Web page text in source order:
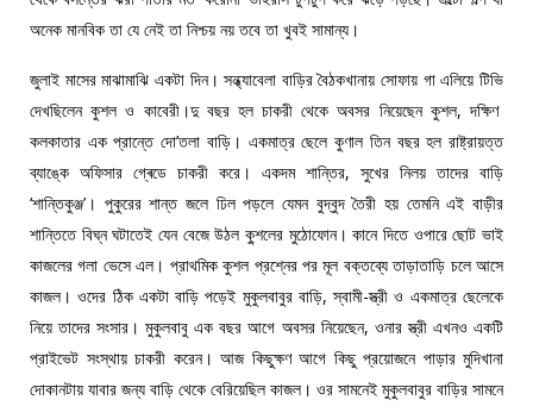
অনেক মানবিক তা যে নেই তা নিশ্চয় নয় তবে তা খুবই সামান্য।
জুলাই মাসের মাঝামাঝি একটা দিন। সন্ধ্যাবেলা বাড়ির বৈঠকখানায় সোফায় গা এলিয়ে টিভি
দেখছিলেন কুশল ও কাবেরী।দু বছর হল চাকরী থেকে অবসর নিয়েছেন কুশল, দক্ষিণ
কলকাতার এক প্রান্তে দো’তলা বাড়ি। একমাত্র ছেলে কুণাল তিন বছর হল রাষ্ট্রায়ত্ত
ব্যাঙ্কে অফিসার গ্ৰেডে চাকরী করে। একদম শান্তির, সুখের নিলয় তাদের বাড়ি
‘শান্তিকুঞ্জ’। পুকুরের শান্ত জলে ঢিল পড়লে যেমন বুদ্বুদ তৈরী হয় তেমনি এই বাড়ীর
শান্তিতে বিঘ্ন ঘটাতেই যেন বেজে উঠল কু্শলের মুঠোফোন। কানে দিতে ওপারে ছোট ভাই
কাজলের গলা ভেসে এল। প্রাথমিক কুশল প্রশ্নের পর মূল বক্তব্যে তাড়াতাড়ি চলে আসে
কাজল। ওদের ঠিক একটা বাড়ি পড়েই মুকুলবাবুর বাড়ি, স্বামী-স্ত্রী ও একমাত্র ছেলেকে
নিয়ে তাদের সংসার। মুকুলবাবু এক বছর আগে অবসর নিয়েছেন, ওনার স্ত্রী এখনও একটি
প্রাইভেট সংস্থায় চাকরী করেন। আজ কিছুক্ষণ আগে কিছু প্রয়োজনে পাড়ার মুদিখানা
দোকানটায় যাবার জন্য বাড়ি থেকে বেরিয়েছিল কাজল। ওর সামনেই মুকুলবাবুর বাড়ির সামনে